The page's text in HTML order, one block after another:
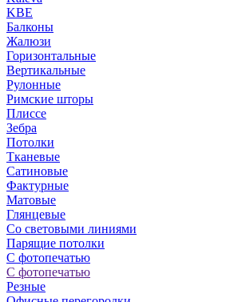
KBE
Балконы
Жалюзи
Горизонтальные
Вертикальные
Рулонные
Римские шторы
Плиссе
Зебра
Потолки
Тканевые
Сатиновые
Фактурные
Матовые
Глянцевые
Со световыми линиями
Парящие потолки
С фотопечатью
С фотопечатью
Резные